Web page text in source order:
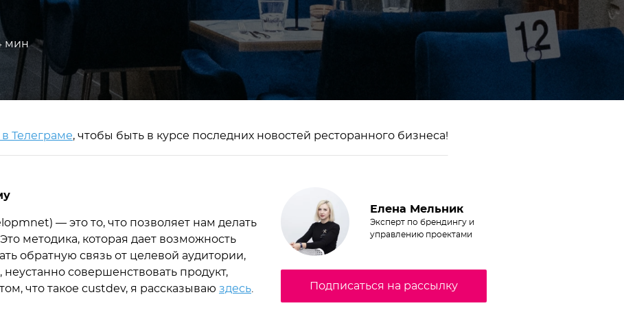
мин
Телеграме, чтобы быть в курсе последних новостей ресторанного бизнеса!
— это то, что позволяет нам делать
методика, которая дает возможность
обратную связь от целевой аудитории,
совершенствовать продукт,
что такое custdev, я рассказываю здесь
Елена Мельник
Эксперт по брендингу и
управлению проектами
Подписаться на рассылку